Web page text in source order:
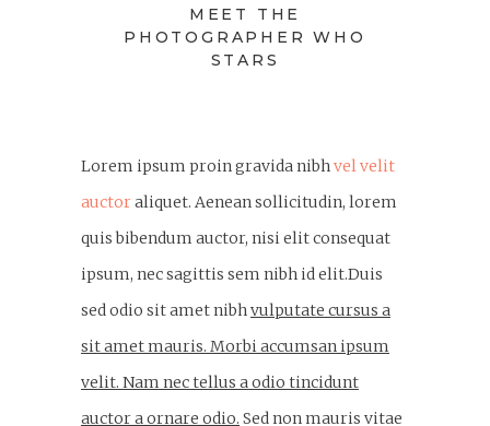
MEET THE
PHOTOGRAPHER WHO
STARS
Lorem ipsum proin gravida nibh vel velit
auctoraliquet. Aenean sollicitudin, lorem
quis bibendum auctor, nisi elit consequat
ipsum, nec sagittis sem nibh id elit.Duis
sed odio sit amet nibh vulputate cursus a
sit amet mauris. Morbi accumsan ipsum
velit. Nam nec tellus a odio tincidunt
auctor a ornare odio. Sed non mauris vitae